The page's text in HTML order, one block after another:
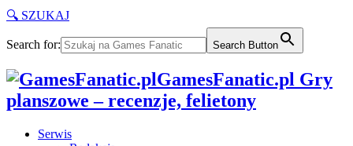
🔍 SZUKAJ
Search for: Search Button
GamesFanatic.pl Gry
planszowe – recenzje, felietony
Serwis